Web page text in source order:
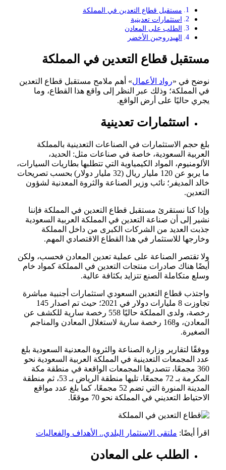
مستقبل قطاع التعدين في المملكة
استثمارات تعدينية
الطلب على المعادن
الهيدروجين الأخضر
مستقبل قطاع التعدين في المملكة
نوضح في «رواد الأعمال» أهم ملامح مستقبل قطاع التعدين
في المملكة؛ وذلك عبر النظر إلى واقع هذا القطاع، وما
يجري حاليًا على أرض الواقع.
استثمارات تعدينية
بلغ حجم الاستثمارات في الصناعات التعدينية بالمملكة
العربية السعودية، خاصة في صناعات مثل: الحديد،
الألومنيوم، المواد الكيمياوية التي تتطلبها بطاريات السيارات،
ما يربو عن 120 مليار ريال (32 مليار دولار) بحسب تصريحات
خالد المديفر؛ نائب وزير الصناعة والثروة المعدنية لشؤون
التعدين.
وإذا كنا نستقرئ مستقبل قطاع التعدين في المملكة فإننا
نشير إلى أن صناعة التعدين في المملكة العربية السعودية
جذبت العديد من الشركات الكبرى من داخل المملكة
وخارجها للاستثمار في هذا القطاع الاقتصادي المهم.
ولا تقتصر الصناعة على عملية تعدين المعادن فحسب، ولكن
أيضًا هناك صادرات منتجات التعدين في المملكة كمواد خام
وسلع متكاملة الصنع تتزايد بكثافة عالية.
واجتذب قطاع التعدين السعودي استثمارات أجنبية مباشرة
تجاوزت 8 مليارات دولار في 2021؛ حيث تم اصدار 145
رخصة، ولدى المملكة حاليًا 558 رخصة سارية للكشف عن
المعادن، و168 رخصة سارية لاستغلال المعادن والمناجم
الصغيرة.
ووفقًا لتقارير وزارة الصناعة والثروة المعدنية السعودية بلغ
عدد المجمعات التعدينية في المملكة العربية السعودية نحو
360 مجمعًا، تتصدرها المجمعات الواقعة في منطقة مكة
المكرمة بـ 72 مجمعًا، تليها منطقة الرياض بـ 53، ثم منطقة
المدينة المنورة التي تضم 52 مجمعًا، كما بلغ عدد مواقع
الاحتياط التعديني في المملكة نحو 70 موقعًا.
اقرأ أيضًا: ملتقى الاستثمار البلدي.. الأهداف والفعاليات
الطلب على المعادن